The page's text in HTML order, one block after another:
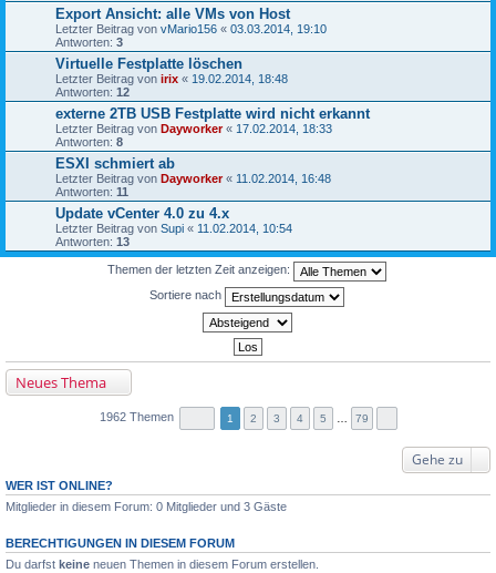
Export Ansicht: alle VMs von Host
Letzter Beitrag von vMario156 « 03.03.2014, 19:10
Antworten: 3
Virtuelle Festplatte löschen
Letzter Beitrag von irix « 19.02.2014, 18:48
Antworten: 12
externe 2TB USB Festplatte wird nicht erkannt
Letzter Beitrag von Dayworker« 17.02.2014, 18:33
Antworten: 8
ESXI schmiert ab
Letzter Beitrag von Dayworker« 11.02.2014, 16:48
Antworten: 11
Update vCenter 4.0 zu 4.x
Letzter Beitrag von Supi « 11.02.2014, 10:54
Antworten: 13
Themen der letzten Zeit anzeigen:
Sortiere nach
Neues Thema
1962 Themen 1 2 3 4 5 79
Gehe zu
WER IST ONLINE?
Mitglieder in diesem Forum: 0 Mitglieder und 3 Gäste
BERECHTIGUNGEN IN DIESEM FORUM
Du darfst keine neuen Themen in diesem Forum erstellen.